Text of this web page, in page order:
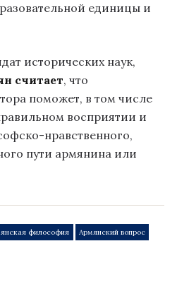
единицы и
исторических наук,
считает, что
поможет, в том числе
восприятии и
нравственного,
пути армянина или
философия Армянский вопрос